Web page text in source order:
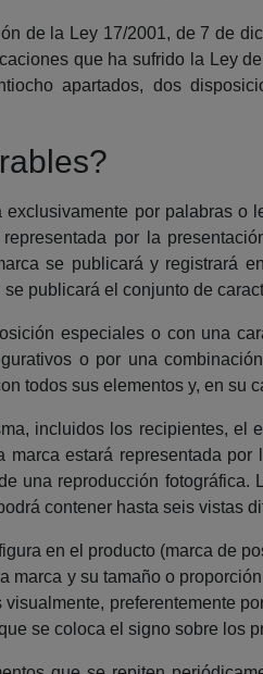
de la Ley 17/2001, de 7 de
que ha sufrido la Ley
apartados, dos
por palabras o
por la
se publicará y registrará
publicará el conjunto de
especiales o con una
o por una
todos sus elementos y, en su
incluidos los recipientes, el
estará representada
una reproducción
contener hasta seis vistas
en el producto (marca de
y su tamaño o
preferentemente
se coloca el signo sobre los